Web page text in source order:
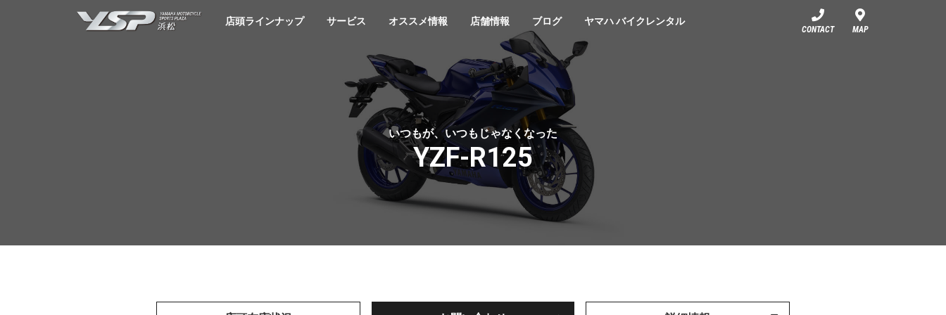
YSP浜松店頭ラインナップ サービス オススメ情報 店舗情報 ブログ ヤマハ バイクレンタル
CONTACT MAP
いつもが、いつもじゃなくなった
YZF-R125